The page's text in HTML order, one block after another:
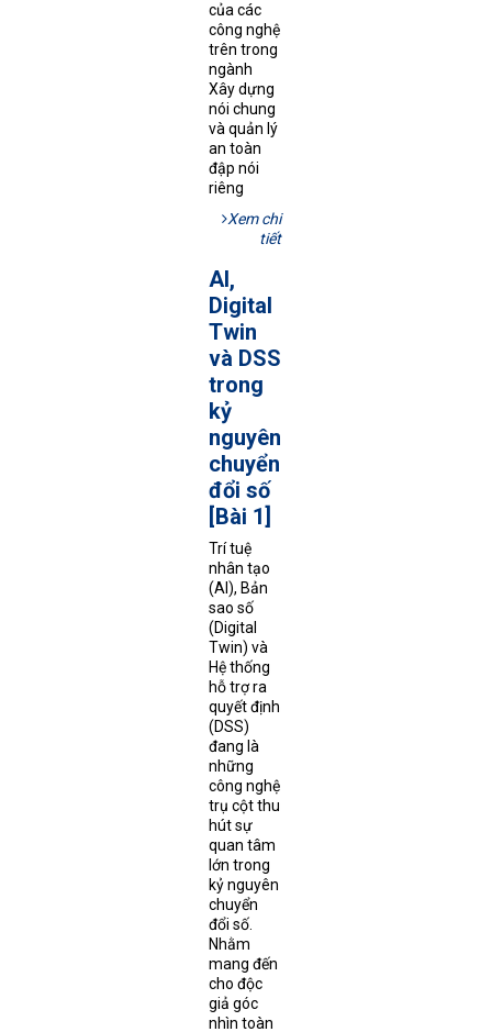
của các
công nghệ
trên trong
ngành
Xây dựng
nói chung
và quản lý
an toàn
đập nói
riêng
Xem chi
tiết
AI,
Digital
Twin
và DSS
trong
kỷ
nguyên
chuyển
đổi số
[Bài 1]
Trí tuệ
nhân tạo
(AI), Bản
sao số
(Digital
Twin) và
Hệ thống
hỗ trợ ra
quyết định
(DSS)
đang là
những
công nghệ
trụ cột thu
hút sự
quan tâm
lớn trong
kỷ nguyên
chuyển
đổi số.
Nhằm
mang đến
cho độc
giả góc
nhìn toàn